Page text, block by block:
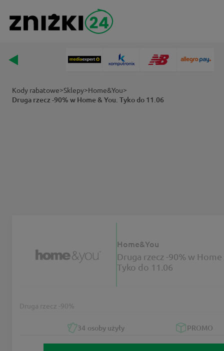
Kody rabatowe>Sklepy>Home&You>
Druga rzecz -90% w Home & You. Tyko do 11.06
Home&You
Druga rzecz -90% w Home
Tyko do 11.06
34 osoby użyły PROMO
Druga rzecz -90%